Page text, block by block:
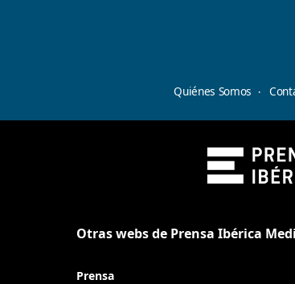
Quiénes Somos
Otras webs de Prensa Ibérica
Prensa